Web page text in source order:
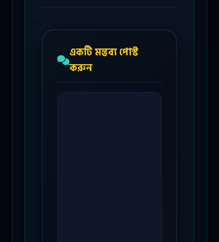
একটি মন্তব্য পোস্ট
করুন